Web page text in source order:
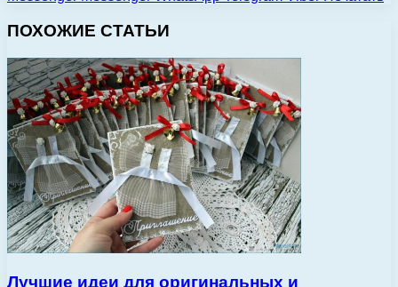
ПОХОЖИЕ СТАТЬИ
Лучшие идеи для оригинальных и